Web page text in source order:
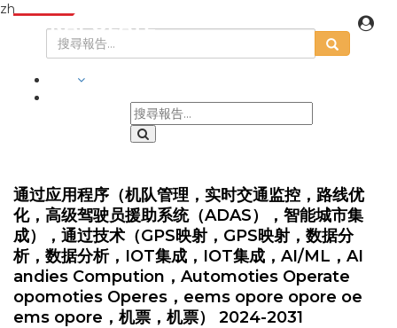
zh
通过应用程序（机队管理，实时交通监控，路线优
化，高级驾驶员援助系统（ADAS），智能城市集
成），通过技术（GPS映射，GPS映射，数据分
析，数据分析，IOT集成，IOT集成，AI/ML，AI
andies Compution，Automoties Operate
opomoties Operes，eems opore opore oe
ems opore，机票，机票） 2024-2031